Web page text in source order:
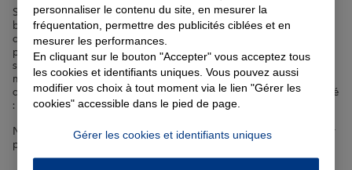
Se déplacer dans les rues étroites du Marais ou sur les grands
boulevards du 3ème arrondissement peut parfois s'avérer
compliqué, mais avec la bonneassurance auto à Paris 3ème
pouvez circuler l'esprit tranquille. Nous vous proposons des
solutions d' assurance adaptées à votre mode de transport
: auto,
moto, scooter et même vélo ou nouvelles mobilités. Nos offres
couvrent les principaux risques auxquels vous pouvez être confronté
: accident, vol, incendie, bris de glace, catastrophes naturelles, etc.
Nous vous proposons également des options supplémentaires pour
personnaliser votre contrat selon vos besoins :
personnaliser le contenu du site, en mesurer la
fréquentation, permettre des publicités ciblées et en
mesurer les performances.
En cliquant sur le bouton "Accepter" vous acceptez tous
les cookies et identifiants uniques. Vous pouvez aussi
modifier vos choix à tout moment via le lien "Gérer les
cookies" accessible dans le pied de page.
Gérer les cookies et identifiants uniques